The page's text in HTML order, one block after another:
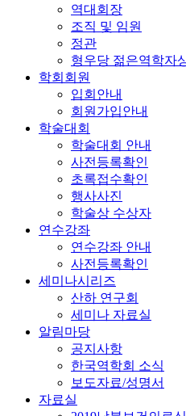
역대회장
조직 및 임원
정관
형우당 젊은역학자
학회회원
입회안내
회원가입안내
학술대회
학술대회 안내
사전등록확인
초록접수확인
행사사진
학술상 수상자
연수강좌
연수강좌 안내
사전등록확인
세미나시리즈
산하 연구회
세미나 자료실
알림마당
공지사항
한국역학회 소식
보도자료/성명서
자료실